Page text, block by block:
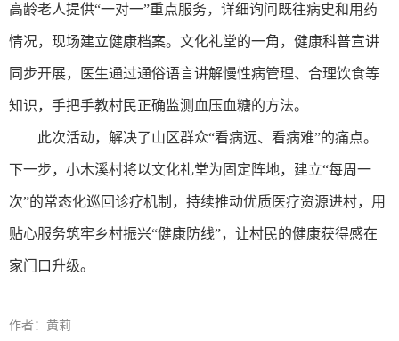
高龄老人提供“一对一”重点服务，详细询问既往病史和用药
情况，现场建立健康档案。文化礼堂的一角，健康科普宣讲
同步开展，医生通过通俗语言讲解慢性病管理、合理饮食等
知识，手把手教村民正确监测血压血糖的方法。
此次活动，解决了山区群众“看病远、看病难”的痛点。
下一步，小木溪村将以文化礼堂为固定阵地，建立“每周一
次”的常态化巡回诊疗机制，持续推动优质医疗资源进村，用
贴心服务筑牢乡村振兴“健康防线”，让村民的健康获得感在
家门口升级。
作者：黄莉